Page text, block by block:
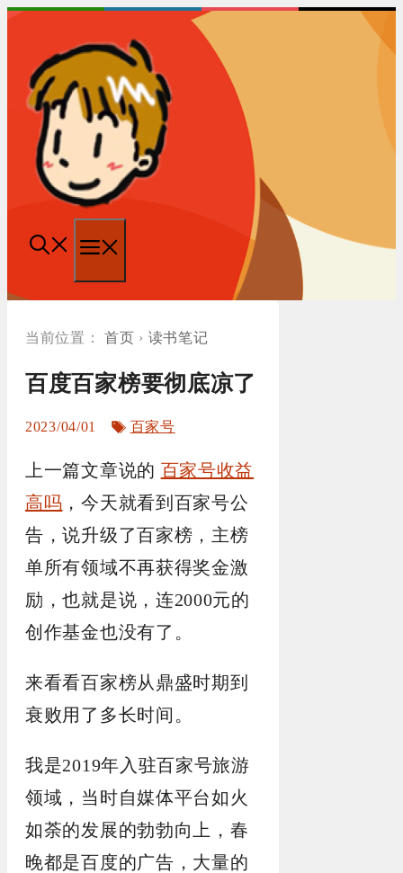
跳
单
首页 › 读书笔记
百度百家榜要彻底凉了
2023/04/01
标
百家号
上一篇文章说的 百家号收益
高吗 ，今天就看到百家号公
告，说升级了百家榜，主榜
单所有领域不再获得奖金激
励，也就是说，连2000元的
创作基金也没有了。
来看看百家榜从鼎盛时期到
衰败用了多长时间。
我是2019年入驻百家号旅游
领域，当时自媒体平台如火
如荼的发展的勃勃向上，春
晚都是百度的广告，大量的